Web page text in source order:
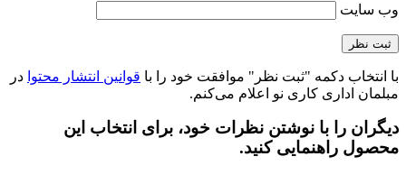
وب‌ سایت
با انتخاب دکمه "ثبت نظر" موافقت خود را با قوانین انتشار محتوا در
مبلمان اداری کاری نو اعلام می‌کنم.
دیگران را با نوشتن نظرات خود، برای انتخاب این
محصول راهنمایی کنید.